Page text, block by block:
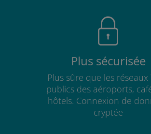
Plus sécurisée
Plus sûre que les réseaux
publics des aéroports,
hôtels. Connexion de
cryptée